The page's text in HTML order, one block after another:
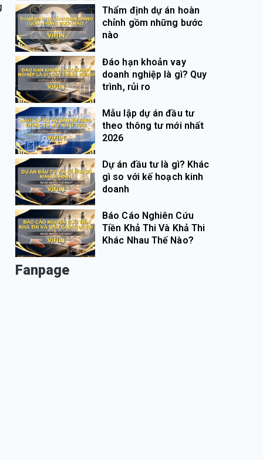
Thẩm định dự án hoàn
chỉnh gồm những bước
nào
Đáo hạn khoản vay
doanh nghiệp là gì? Quy
trình, rủi ro
Mẫu lập dự án đầu tư
theo thông tư mới nhất
2026
Dự án đầu tư là gì? Khác
gì so với kế hoạch kinh
doanh
Báo Cáo Nghiên Cứu
Tiền Khả Thi Và Khả Thi
Khác Nhau Thế Nào?
Fanpage